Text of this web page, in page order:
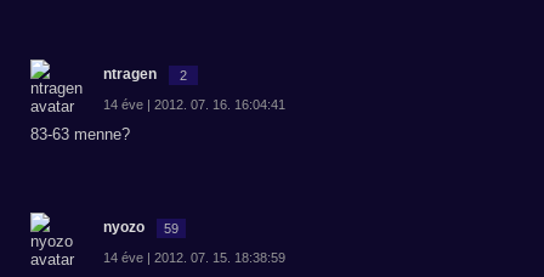
ntragen 2
14 éve | 2012. 07. 16. 16:04:41
83-63 menne?
nyozo 59
14 éve | 2012. 07. 15. 18:38:59